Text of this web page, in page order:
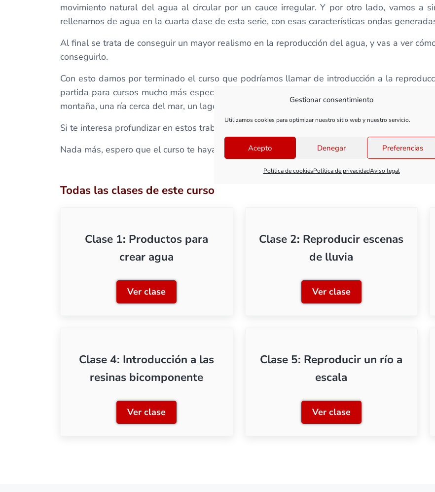
Gestionar consentimiento
Utilizamos cookies para optimizar nuestro sitio web y nuestro servicio.
Acepto Denegar Preferencias
Política de cookiesPolítica de privacidadAviso legal
movimiento natural del agua al circular por un cauce irregular. Y por otro lado, vamos a
rellenamos de agua en la cuarta clase de esta serie, con esas características ondas
Al final se trata de conseguir un mayor realismo en la reproducción del agua, y vas a ver
conseguirlo.
Con esto damos por terminado el curso que podríamos llamar de introducción a la
partida para cursos mucho más específicos en los que podemos ver de principio a fin la
montaña, una ría cerca del mar, un lago o una zona costera.
Si te interesa profundizar en estos trabajos con agua, no dudes en dejárnoslo en el apartado
Nada más, espero que el curso te haya gustado, te haya resultado útil y… ¡nos vemos en el
Todas las clases de este curso
Clase 1: Productos para
crear agua
Ver claseClase 1: Productos para crear agua
Clase 2: Reproducir escenas
de lluvia
Ver claseClase 2: Reproducir
Clase 4: Introducción a las
resinas bicomponente
Ver claseClase 4: Introducción a las resinas bicomponente
Clase 5: Reproducir un río a
escala
Ver claseClase 5: Reproducir un